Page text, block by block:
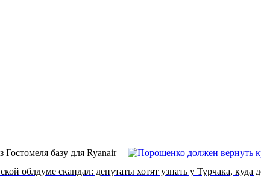
базу для Ryanair
облдуме скандал: депутаты хотят узнать у Турчака, куда